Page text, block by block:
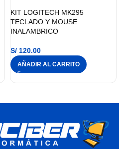
KIT LOGITECH MK295
TECLADO Y MOUSE
INALAMBRICO
S/ 120.00
AÑADIR AL CARRITO